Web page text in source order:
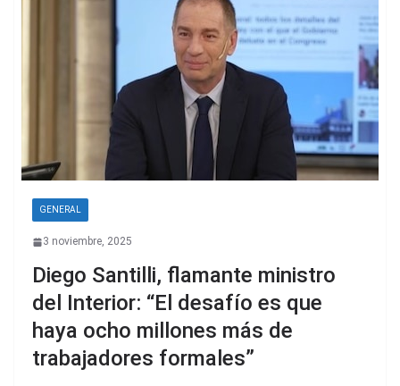
GENERAL
3 noviembre, 2025
Diego Santilli, flamante ministro
del Interior: “El desafío es que
haya ocho millones más de
trabajadores formales”